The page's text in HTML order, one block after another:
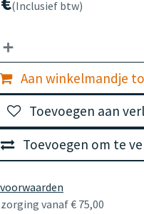
(Inclusief btw)
Aan winkelmandje
Toevoegen om te
Toevoegen aan
vanaf € 75,00